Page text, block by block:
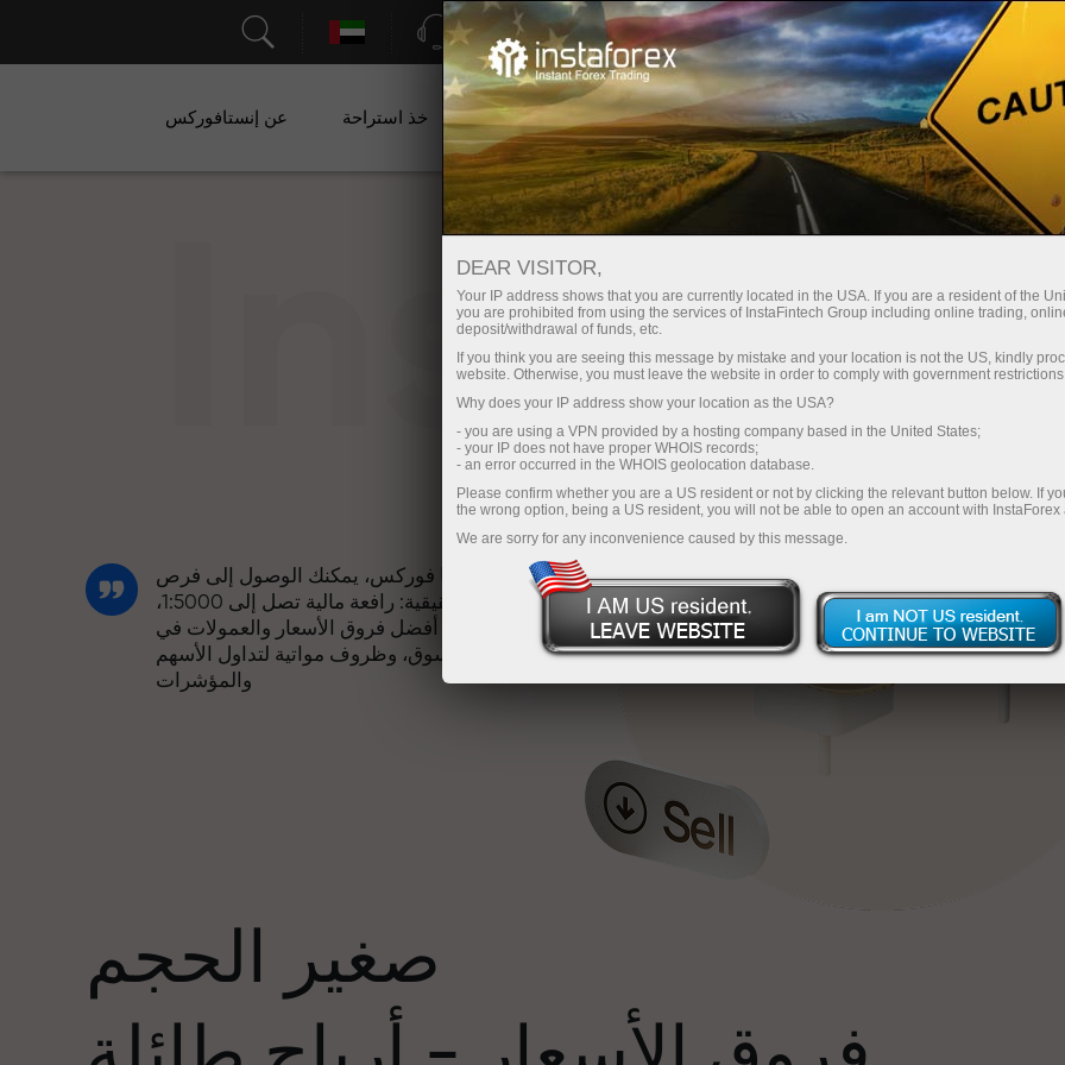
الدعم فتح الحساب الفوري منصة التداول
للمبتدئين للمستثمرين للشركاء الحملات خذ استراحة عن إنستافوركس
مع إنستا فوركس، يمكنك الوصول إلى فرص
تنافسية حقيقية: رافعة مالية تصل إلى 1:5000،
وبعض من أفضل فروق الأسعار والعمولات في
السوق، وظروف مواتية لتداول الأسهم
والمؤشرات
تتشارك سرعة المسار وسرعة التداول نفس
القيم. يُضفي أليش لوبرايس عناصر الحماس
والانضباط على عالم التداول، ويعمل كشريك
صغير الحجم
DEAR VISITOR,
Your IP address shows that you are currently located in the USA. If you are a resident of the
you are prohibited from using the services of InstaFintech Group including online trading,
deposit/withdrawal of funds, etc.
If you think you are seeing this message by mistake and your location is not the US, kindly
website. Otherwise, you must leave the website in order to comply with government
Why does your IP address show your location as the USA?
- you are using a VPN provided by a hosting company based in the United States;
- your IP does not have proper WHOIS records;
- an error occurred in the WHOIS geolocation database.
Please confirm whether you are a US resident or not by clicking the relevant button below. If
the wrong option, being a US resident, you will not be able to open an account with InstaForex
We are sorry for any inconvenience caused by this message.